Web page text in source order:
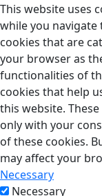
This website uses
while you
cookies that are
your browser as
functionalities of
cookies that help
this website.
only with your
of these cookies.
may affect your
Necessary
Necessary